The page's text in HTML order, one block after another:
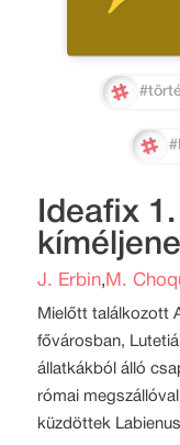
Ideafix
J. Erbin, M.
Mielőtt találkozott
fővárosban,
állatkákból álló
római
küzdöttek